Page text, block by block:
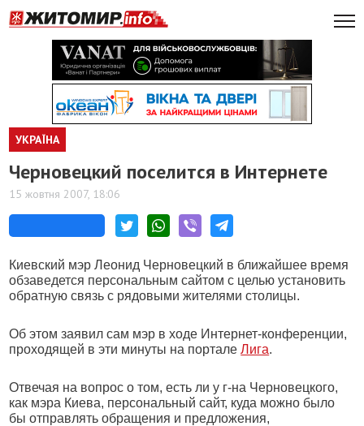
УКРАЇНА
Черновецкий поселится в Интернете
15 жовтня 2007, 18:06
Киевский мэр Леонид Черновецкий в ближайшее время
обзаведется персональным сайтом с целью установить
обратную связь с рядовыми жителями столицы.
Об этом заявил сам мэр в ходе Интернет-конференции,
проходящей в эти минуты на порталеЛига.
Отвечая на вопрос о том, есть ли у г-на Черновецкого,
как мэра Киева, персональный сайт, куда можно было
бы отправлять обращения и предложения,